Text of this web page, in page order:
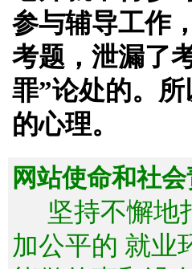
参与辅导工作
考题，泄漏了
罪”论处的。
的心理。
网站使命和社会
坚持不懈地
加公平的 就业